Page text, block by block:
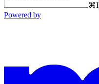
⌘I
Powered by